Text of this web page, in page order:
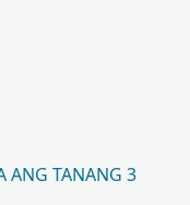
ANG TANANG 3